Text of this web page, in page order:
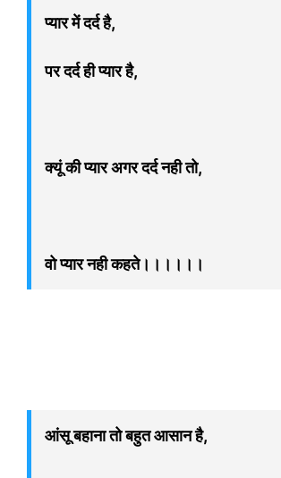
प्यार में दर्द है,
पर दर्द ही प्यार है,
क्यूं की प्यार अगर दर्द नही तो,
वो प्यार नही कहते।।।।।।
आंसू बहाना तो बहुत आसान है,